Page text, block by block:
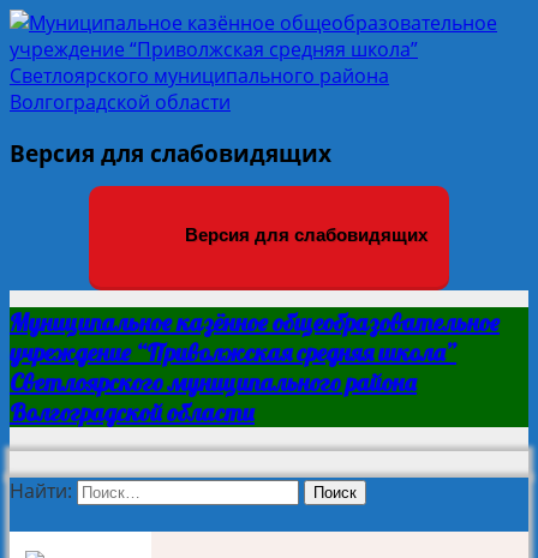
Версия для слабовидящих
Версия для слабовидящих
Муниципальное казённое общеобразовательное
учреждение “Приволжская средняя школа”
Светлоярского муниципального района
Волгоградской области
Найти: